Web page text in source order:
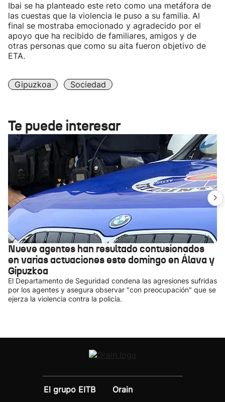
Ibai se ha planteado este reto como una metáfora de
las cuestas que la violencia le puso a su familia. Al
final se mostraba emocionado y agradecido por el
apoyo que ha recibido de familiares, amigos y de
otras personas que como su aita fueron objetivo de
ETA.
Gipuzkoa Sociedad
Te puede interesar
Nueve agentes han resultado contusionados
en varias actuaciones este domingo en Álava y
Gipuzkoa
El Departamento de Seguridad condena las agresiones sufridas
por los agentes y asegura observar "con preocupación" que se
ejerza la violencia contra la policía.
El grupo EITB
Orain